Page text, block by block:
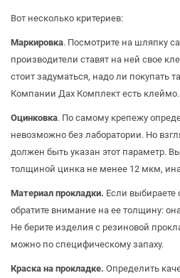
Вот несколько критериев:
Маркировка. Посмотрите на шляпку
производители ставят на ней свое
стоит задуматься, надо ли покупать
Компании Дах Комплект есть клеймо.
Оцинковка. По самому крепежу
невозможно без лаборатории. Но
должен быть указан этот параметр.
толщиной цинка не менее 12 мкм,
Материал прокладки. Если выбираете
обратите внимание на ее толщину:
Не берите изделия с резиновой
можно по специфическому запаху.
Краска на прокладке. Определить